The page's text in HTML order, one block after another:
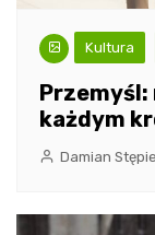
Kultura
każdym
Damian